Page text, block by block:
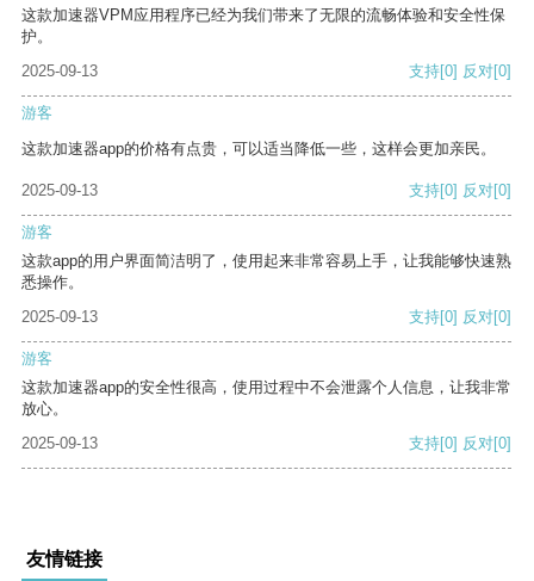
这款加速器VPM应用程序已经为我们带来了无限的流畅体验和安全性保
护。
2025-09-13
支持[0] 反对[0]
游客
这款加速器app的价格有点贵，可以适当降低一些，这样会更加亲民。
2025-09-13 支持[0] 反对[0]
游客
这款app的用户界面简洁明了，使用起来非常容易上手，让我能够快速熟
悉操作。
2025-09-13
支持[0] 反对[0]
游客
这款加速器app的安全性很高，使用过程中不会泄露个人信息，让我非常
放心。
2025-09-13
支持[0] 反对[0]
友情链接